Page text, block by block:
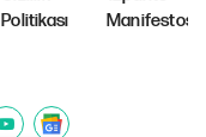
Politikası
Manifestosu